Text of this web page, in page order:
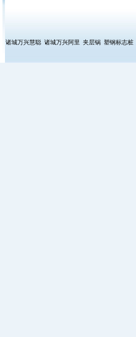
诸城万兴慧聪 诸城万兴阿里 夹层锅 塑钢标志桩